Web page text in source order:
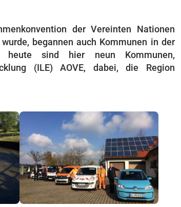
der Vereinten Nationen
begannen auch Kommunen in der
sind hier neun Kommunen,
(ILE) AOVE, dabei, die Region